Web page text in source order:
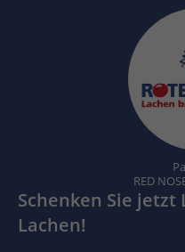
RED
Schenken Sie
Lachen!